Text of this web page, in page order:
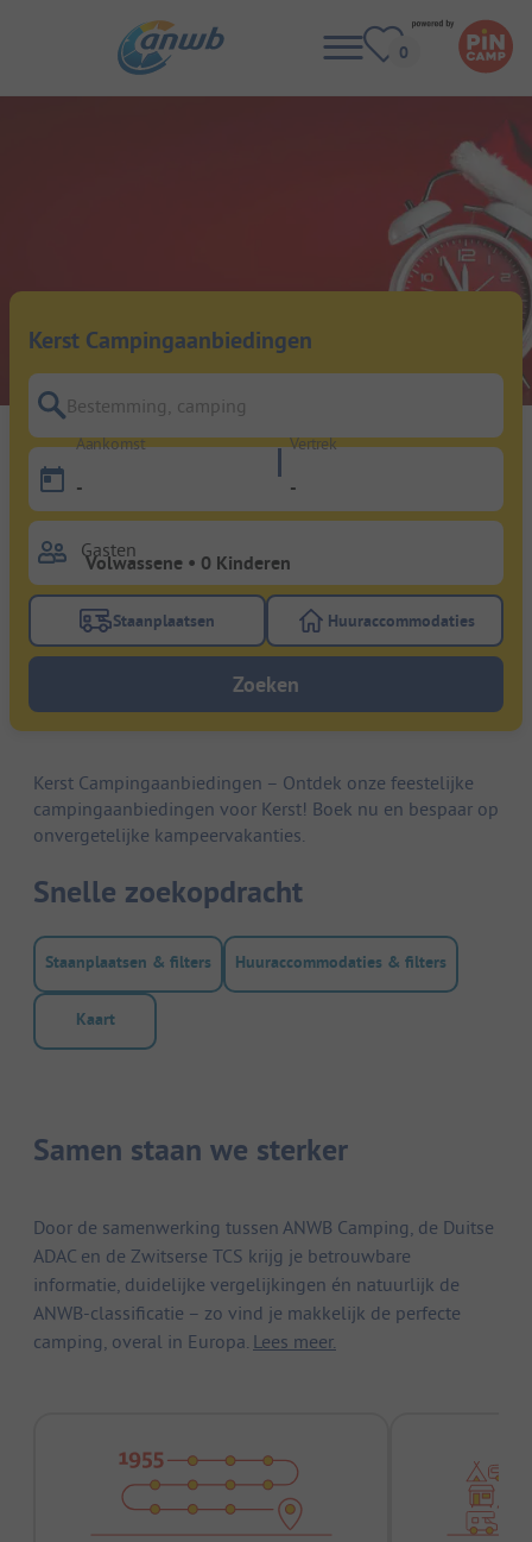
Kerst Campingaanbiedingen
Bestemming, camping
Aankomst
-
Vertrek
-
Gasten
Gebruik de filterknop staanplaatsen om te zoeken
Staanplaatsen Gebruik de
Huuraccommodaties
Zoeken
Kerst Campingaanbiedingen – Ontdek onze feestelijke
campingaanbiedingen voor Kerst! Boek nu en bespaar op
onvergetelijke kampeervakanties.
Snelle zoekopdracht
Staanplaatsen & filters Huuraccommodaties & filters
Kaart
Samen staan we sterker
Door de samenwerking tussen ANWB Camping, de Duitse
ADAC en de Zwitserse TCS krijg je betrouwbare
informatie, duidelijke vergelijkingen én natuurlijk de
ANWB-classificatie – zo vind je makkelijk de perfecte
camping, overal in Europa. Lees meer.